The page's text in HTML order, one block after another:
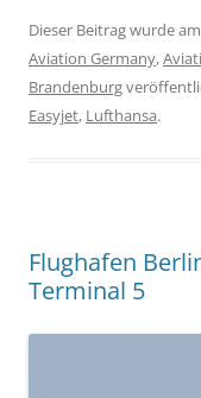
Dieser Beitrag wurde am
Aviation Germany,
Brandenburg
Easyjet, Lufthansa.
Flughafen
Terminal 5